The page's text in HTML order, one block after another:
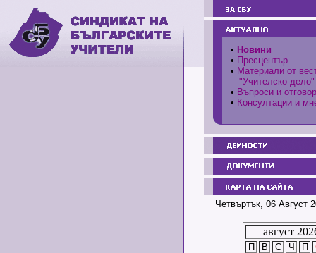
• Новини
• Пресцентър
• Материали от
"Учителско дело"
• Въпроси и
• Консултации и
Четвъртък, 06 Август
август
П В С Ч П